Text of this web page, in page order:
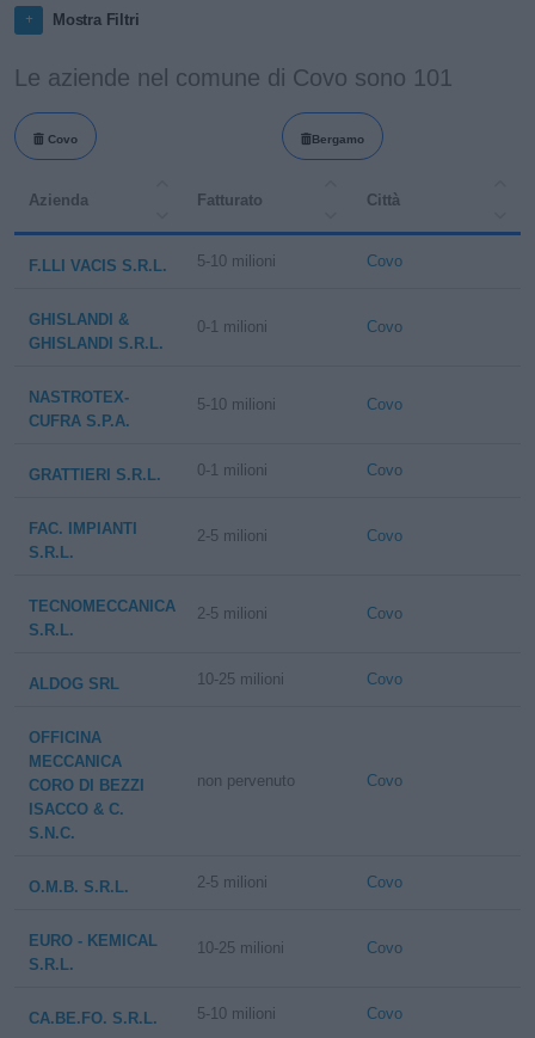
Mostra Filtri
Le aziende nel comune di Covo sono 101
Covo Bergamo
Azienda Fatturato Città
F.LLI VACIS S.R.L. 5-10 milioni Covo
GHISLANDI &
GHISLANDI S.R.L.
0-1 milioni Covo
NASTROTEX-
CUFRA S.P.A.
5-10 milioni Covo
GRATTIERI S.R.L. 0-1 milioni Covo
FAC. IMPIANTI
S.R.L.
2-5 milioni Covo
TECNOMECCANICA
S.R.L.
2-5 milioni Covo
ALDOG SRL 10-25 milioni Covo
OFFICINA
MECCANICA
CORO DI BEZZI
ISACCO & C.
S.N.C.
non pervenuto Covo
O.M.B. S.R.L. 2-5 milioni Covo
EURO - KEMICAL
S.R.L.
10-25 milioni Covo
CA.BE.FO. S.R.L. 5-10 milioni Covo